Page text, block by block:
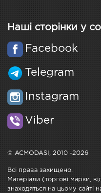
Наші сторінки у
Facebook
Telegram
Instagram
Viber
© ACMODASI, 2010 -2026
Всі права захищено.
Матеріали (торгові марки,
знаходяться на цьому сайті